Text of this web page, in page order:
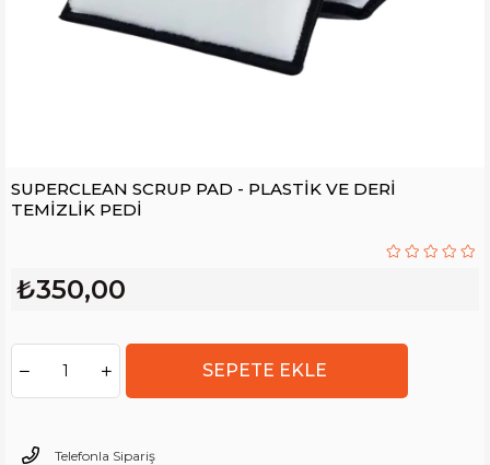
SUPERCLEAN SCRUP PAD - PLASTİK VE DERİ
TEMİZLİK PEDİ
₺350,00
Telefonla Sipariş